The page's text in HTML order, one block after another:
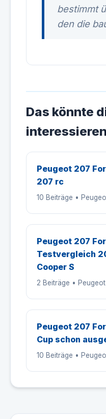
bestimmt
den die
Das könnte
Peugeot 207
207 rc
10 Beiträge •
Peugeot 207
Testvergleich
Cooper S
2 Beiträge •
Peugeot 207
Cup schon
10 Beiträge •